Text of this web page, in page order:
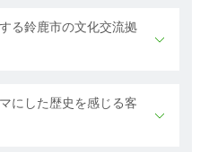
る鈴鹿市の文化交流拠
にした歴史を感じる客